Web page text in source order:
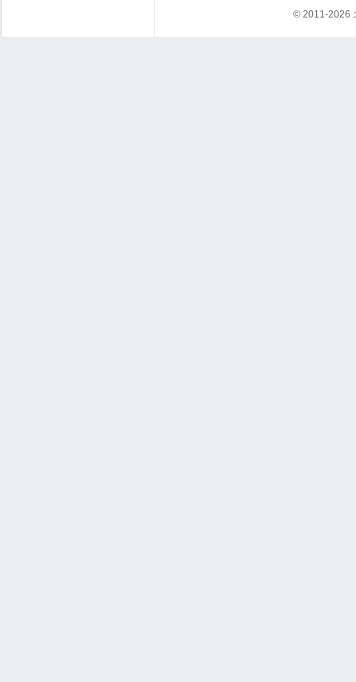
© 2011-2026